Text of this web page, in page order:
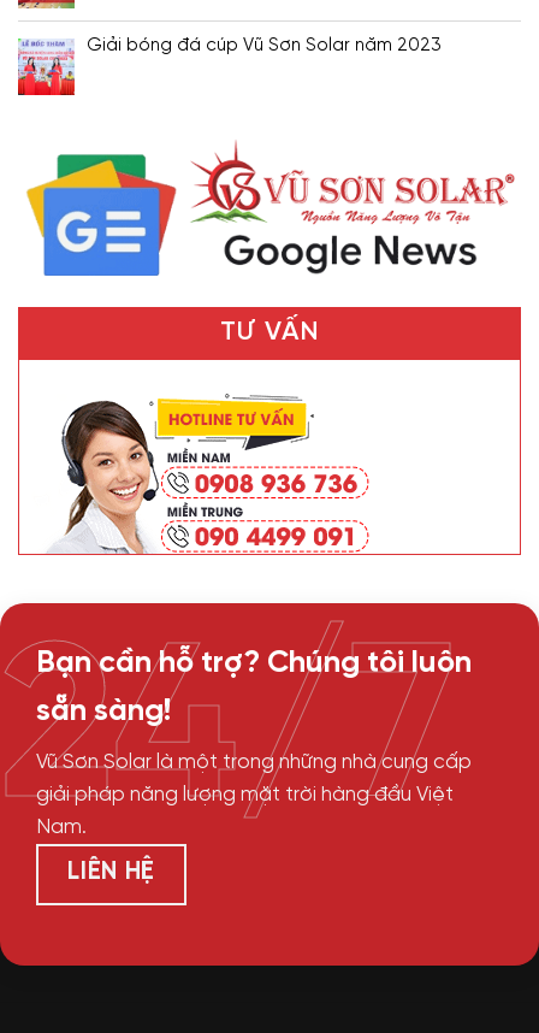
Giải bóng đá cúp Vũ Sơn Solar năm 2023
TƯ VẤN
Bạn cần hỗ trợ? Chúng tôi luôn
sẵn sàng!
Vũ Sơn Solar là một trong những nhà cung cấp
giải pháp năng lượng mặt trời hàng đầu Việt
Nam.
LIÊN HỆ
24/7